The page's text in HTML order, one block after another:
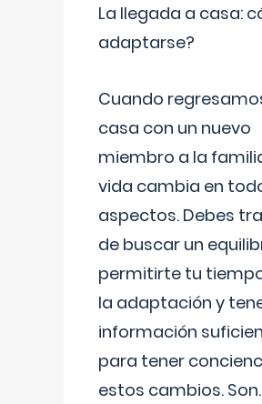
La llegada a casa:
adaptarse?
Cuando
casa con un nuevo
miembro a la
vida cambia en
aspectos. Debes
de buscar un
permitirte tu
la adaptación y
información
para tener
estos cambios. Son